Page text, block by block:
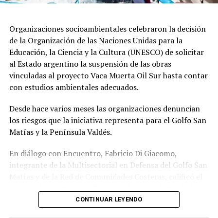
cerró su atención al público.
En tanto, en el Centro de Entrenamiento Jorge
Bernardo Griffa, de Newell’s Old Boys, los encargados
del predio pusieron la bandera rojinegra a media asta,
antes del inicio de las actividades.
Jorge Horacio Messi nació el 24 de abril de 1958 y formó
Celia María Cuccittini, madre de los cuatro hijos que
tuvieron y criaron en la zona sur de la ciudad.
siderúrgica de Villa Constitución, a unos 40 kilómetros
de la Cuna de la Bandera. Cuando Lionel cumplió 13
primera prueba en busca de que el niño cumpliera el
sueño de convertirse en un jugador profesional.
Organizaciones socioambientales celebraron la decisión
de la Organización de las Naciones Unidas para la
Educación, la Ciencia y la Cultura (UNESCO) de solicitar
al Estado argentino la suspensión de las obras
vinculadas al proyecto Vaca Muerta Oil Sur hasta contar
con estudios ambientales adecuados.
Desde hace varios meses las organizaciones denuncian
los riesgos que la iniciativa representa para el Golfo San
Matías y la Península Valdés.
En diálogo con Encuentro, Fabricio Di Giacomo,
integrante de la Multisectorial en Defensa del Golfo San
pronunciamiento como “un gran logro” y destacó el
trabajo articulado entre organizaciones ambientales,
CONTINUAR LEYENDO